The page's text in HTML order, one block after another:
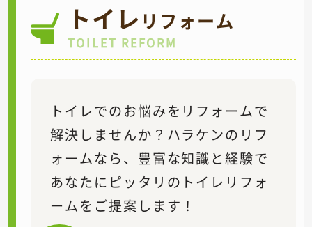
トイレ リフォーム
TOILET REFORM
トイレでのお悩みをリフォームで
解決しませんか？ハラケンのリフ
ォームなら、豊富な知識と経験で
あなたにピッタリのトイレリフォ
ームをご提案します！